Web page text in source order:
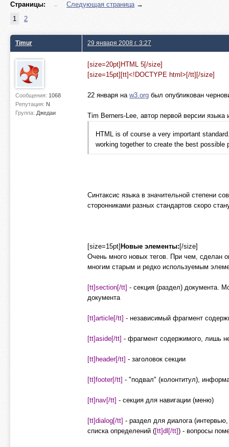
Страницы: ← Следующая страница→
1
2
Timur
Сообщения: 1068
Репутация: N
Группа: Джедаи
29 января 2008 г. 3:27
[size=20pt]HTML 5[/size]
[size=15pt][tt]<!DOCTYPE html>[/tt][/size]
22 января на w3.org был опубликован
Tim Berners-Lee, автор первой версии языка
HTML is of course a very important
working together to create the best possible
Синтаксис языка в значительной степени
сторонниками разных стандартов скоро
[size=15pt] Новые элементы: [/size]
Очень много новых тегов. При чем, сделан
многим старым и редко используемым
[tt]section[/tt] - секция (раздел) документа.
документа
[tt]article[/tt] - независимый фрагмент
[tt]aside[/tt] - фрагмент содержимого, лишь
[tt]header[/tt] - заголовок секции
[tt]footer[/tt] - "подвал" (колонтитул),
[tt]nav[/tt] - секция для навигации (меню)
[tt]dialog[/tt] - раздел для диалога
списка определений ([tt]dl[/tt]) - вопросы